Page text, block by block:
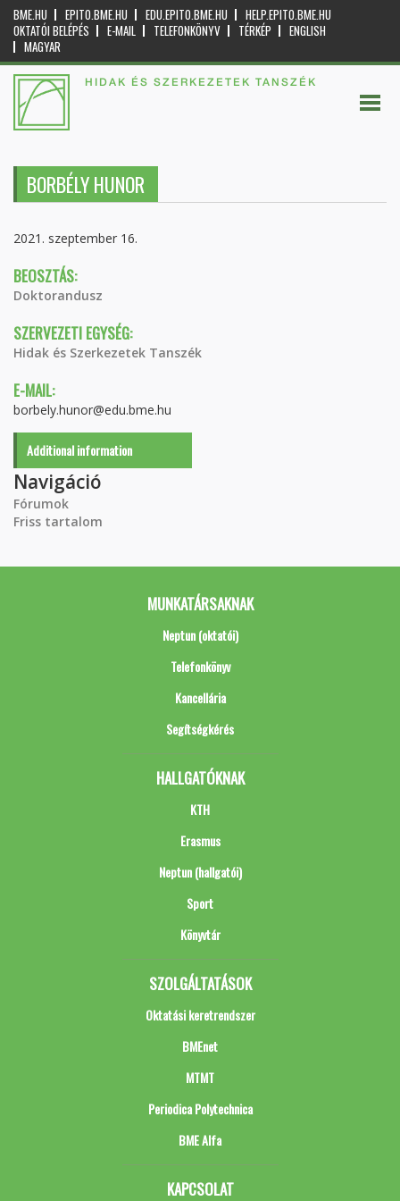
BME.HU EPITO.BME.HU EDU.EPITO.BME.HU
HELP.EPITO.BME.HU
OKTATÓI BELÉPÉS
E-MAIL TELEFONKÖNYV TÉRKÉP
ENGLISH
MAGYAR
HIDAK ÉS SZERKEZETEK TANSZÉK
BORBÉLY HUNOR
2021. szeptember 16.
BEOSZTÁS:
Doktorandusz
SZERVEZETI EGYSÉG:
Hidak és Szerkezetek Tanszék
E-MAIL:
borbely.hunor@edu.bme.hu
Additional information
Navigáció
Fórumok
Friss tartalom
MUNKATÁRSAKNAK
Neptun (oktatói)
Telefonkönyv
Kancellária
Segítségkérés
HALLGATÓKNAK
KTH
Erasmus
Neptun (hallgatói)
Sport
Könyvtár
SZOLGÁLTATÁSOK
Oktatási keretrendszer
BMEnet
MTMT
Periodica Polytechnica
BME Alfa
KAPCSOLAT